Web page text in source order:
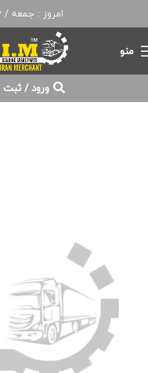
امروز : جمعه / 16 مرداد / 1405 / ساعت 11:23
منو
ورود / ثبت